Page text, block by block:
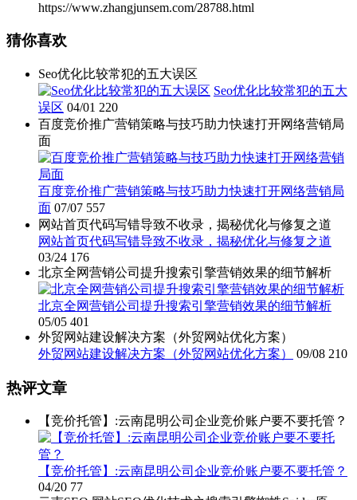
https://www.zhangjunsem.com/28788.html
猜你喜欢
Seo优化比较常犯的五大误区
Seo优化比较常犯的五大
误区 04/01 220
百度竞价推广营销策略与技巧助力快速打开网络营销局
面
百度竞价推广营销策略与技巧助力快速打开网络营销局
面 07/07 557
网站首页代码写错导致不收录，揭秘优化与修复之道
网站首页代码写错导致不收录，揭秘优化与修复之道
03/24 176
北京全网营销公司提升搜索引擎营销效果的细节解析
北京全网营销公司提升搜索引擎营销效果的细节解析
05/05 401
外贸网站建设解决方案（外贸网站优化方案）
外贸网站建设解决方案（外贸网站优化方案）
09/08 210
热评文章
【竞价托管】:云南昆明公司企业竞价账户要不要托管？
【竞价托管】:云南昆明公司企业竞价账户要不要托管？
04/20 77